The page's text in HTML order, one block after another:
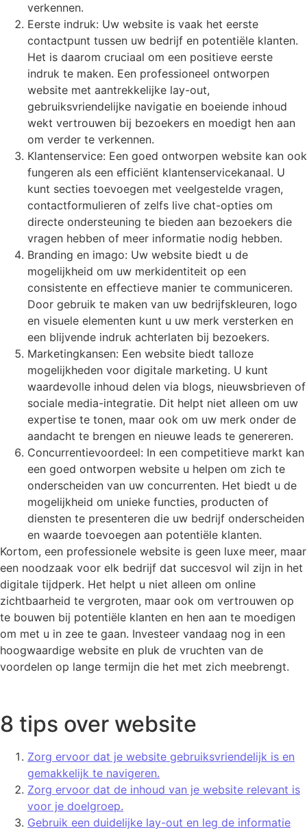
verkennen.
Eerste indruk: Uw website is vaak het eerste
contactpunt tussen uw bedrijf en potentiële klanten.
Het is daarom cruciaal om een positieve eerste
indruk te maken. Een professioneel ontworpen
website met aantrekkelijke lay-out,
gebruiksvriendelijke navigatie en boeiende inhoud
wekt vertrouwen bij bezoekers en moedigt hen aan
om verder te verkennen.
Klantenservice: Een goed ontworpen website kan ook
fungeren als een efficiënt klantenservicekanaal. U
kunt secties toevoegen met veelgestelde vragen,
contactformulieren of zelfs live chat-opties om
directe ondersteuning te bieden aan bezoekers die
vragen hebben of meer informatie nodig hebben.
Branding en imago: Uw website biedt u de
mogelijkheid om uw merkidentiteit op een
consistente en effectieve manier te communiceren.
Door gebruik te maken van uw bedrijfskleuren, logo
en visuele elementen kunt u uw merk versterken en
een blijvende indruk achterlaten bij bezoekers.
Marketingkansen: Een website biedt talloze
mogelijkheden voor digitale marketing. U kunt
waardevolle inhoud delen via blogs, nieuwsbrieven of
sociale media-integratie. Dit helpt niet alleen om uw
expertise te tonen, maar ook om uw merk onder de
aandacht te brengen en nieuwe leads te genereren.
Concurrentievoordeel: In een competitieve markt kan
een goed ontworpen website u helpen om zich te
onderscheiden van uw concurrenten. Het biedt u de
mogelijkheid om unieke functies, producten of
diensten te presenteren die uw bedrijf onderscheiden
en waarde toevoegen aan potentiële klanten.
Kortom, een professionele website is geen luxe meer, maar
een noodzaak voor elk bedrijf dat succesvol wil zijn in het
digitale tijdperk. Het helpt u niet alleen om online
zichtbaarheid te vergroten, maar ook om vertrouwen op
te bouwen bij potentiële klanten en hen aan te moedigen
om met u in zee te gaan. Investeer vandaag nog in een
hoogwaardige website en pluk de vruchten van de
voordelen op lange termijn die het met zich meebrengt.
8 tips over website
Zorg ervoor dat je website gebruiksvriendelijk is en
gemakkelijk te navigeren.
Zorg ervoor dat de inhoud van je website relevant is
voor je doelgroep.
Gebruik een duidelijke lay-out en leg de informatie